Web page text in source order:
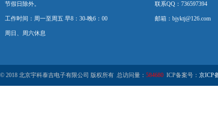
节假日除外。
工作时间：周一至周五 早8：30-晚6：00
周日、周六休息
联系QQ：736597394
邮箱：bjyktj@126.com
© 2018 北京宇科泰吉电子有限公司 版权所有 总访问量： 584680 ICP备案号： 京ICP